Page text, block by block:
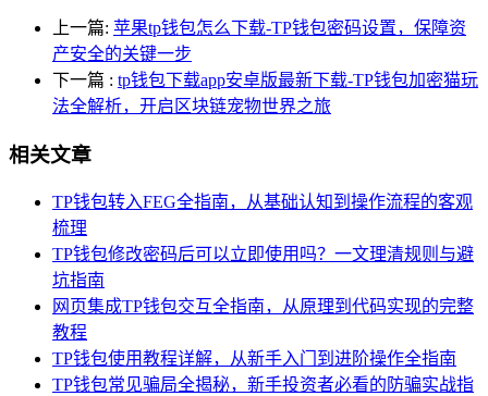
上一篇: 苹果tp钱包怎么下载-TP钱包密码设置，保障资
产安全的关键一步
下一篇 : tp钱包下载app安卓版最新下载-TP钱包加密猫玩
法全解析，开启区块链宠物世界之旅
相关文章
TP钱包转入FEG全指南，从基础认知到操作流程的客观
梳理
TP钱包修改密码后可以立即使用吗？一文理清规则与避
坑指南
网页集成TP钱包交互全指南，从原理到代码实现的完整
教程
TP钱包使用教程详解，从新手入门到进阶操作全指南
TP钱包常见骗局全揭秘，新手投资者必看的防骗实战指